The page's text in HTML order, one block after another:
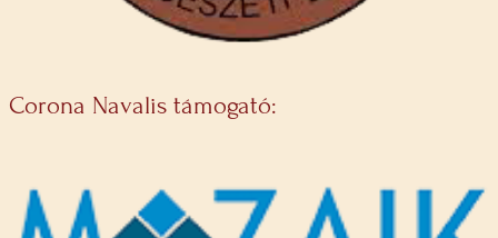
Corona Navalis támogató: